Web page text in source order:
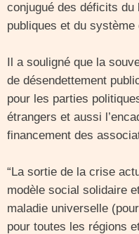
conjugué des déficits du
publiques et du système
Il a souligné que la
de désendettement
pour les parties
étrangers et aussi
financement des
“La sortie de la crise
modèle social solidaire
maladie universelle
pour toutes les régions